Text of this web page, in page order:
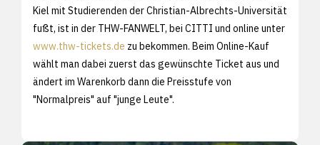
Kiel mit Studierenden der Christian-Albrechts-Universität
fußt, ist in der THW-FANWELT, bei CITTI und online unter
www.thw-tickets.de zu bekommen. Beim Online-Kauf
wählt man dabei zuerst das gewünschte Ticket aus und
ändert im Warenkorb dann die Preisstufe von
"Normalpreis" auf "junge Leute".